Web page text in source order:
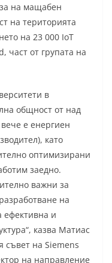
на мащабен
на територията
на 23 000 IoT
част от групата на
в
общност от над
е енергиен
като
оптимизирани
заедно.
важни за
на
ефективна и
казва Матиас
съвет на Siemens
на направление